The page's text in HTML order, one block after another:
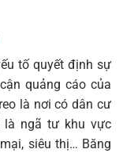
tố quyết định sự
quảng cáo của
là nơi có dân cư
là ngã tư khu vực
siêu thị… Băng